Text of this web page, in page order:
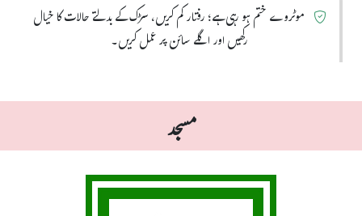
موٹروے ختم ہو رہی ہے؛ رفتار کم کریں، سڑک کے بدلتے حالات کا خیال
رکھیں اور اگلے سائن پر عمل کریں۔
مسجد